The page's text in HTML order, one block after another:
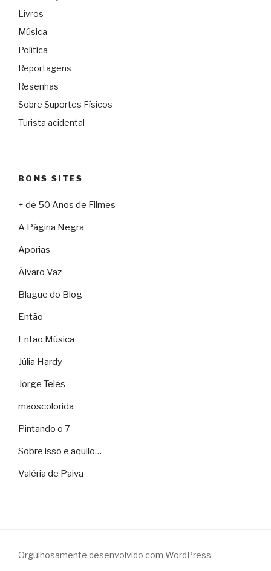
Livros
Música
Política
Reportagens
Resenhas
Sobre Suportes Físicos
Turista acidental
BONS SITES
+ de 50 Anos de Filmes
A Página Negra
Aporias
Álvaro Vaz
Blague do Blog
Então
Então Música
Júlia Hardy
Jorge Teles
mãoscolorida
Pintando o 7
Sobre isso e aquilo…
Valéria de Paiva
Orgulhosamente desenvolvido com WordPress